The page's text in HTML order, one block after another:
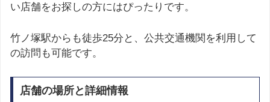
い店舗をお探しの方にはぴったりです。
竹ノ塚駅からも徒歩25分と、公共交通機関を利用して
の訪問も可能です。
店舗の場所と詳細情報